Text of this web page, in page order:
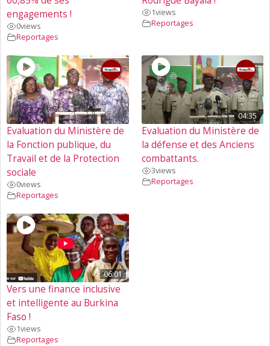
engagements !
0views
Reportages
1views
Reportages
Evaluation du Ministère de
la Fonction publique, du
Travail et de la Protection
sociale
0views
Reportages
04:35
Evaluation du Ministère de
la défense et des Anciens
combattants.
3views
Reportages
06:01
Vers une finance inclusive
et intelligente au Burkina
Faso !
1views
Reportages